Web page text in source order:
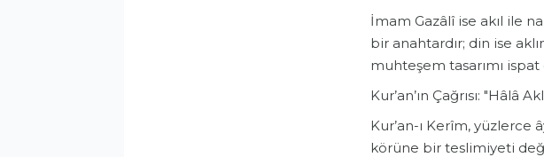
​İmam Gazâlî ise akıl ile
bir anahtardır; din ise
muhteşem tasarımı ispat
​Kur’an’ın Çağrısı: "Hâlâ
​Kur’an-ı Kerîm, yüzlerce
körüne bir teslimiyeti